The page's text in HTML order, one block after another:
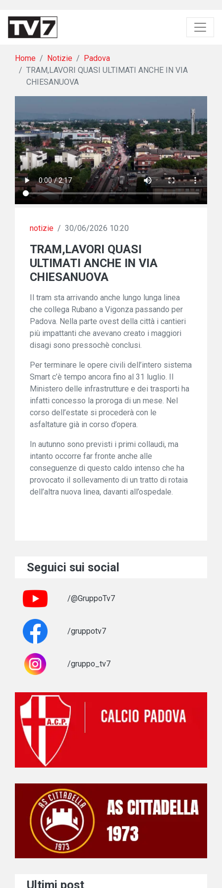
Home Notizie
Padova
TRAM,LAVORI QUASI ULTIMATI ANCHE IN VIA
CHIESANUOVA
notizie / 30/06/2026 10:20
TRAM,LAVORI QUASI
ULTIMATI ANCHE IN VIA
CHIESANUOVA
Il tram sta arrivando anche lungo lunga linea
che collega Rubano a Vigonza passando per
Padova. Nella parte ovest della città i cantieri
più impattanti che avevano creato i maggiori
disagi sono pressochè conclusi.
Per terminare le opere civili dell’intero sistema
Smart c’è tempo ancora fino al 31 luglio. Il
Ministero delle infrastrutture e dei trasporti ha
infatti concesso la proroga di un mese. Nel
corso dell’estate si procederà con le
asfaltature già in corso d’opera.
In autunno sono previsti i primi collaudi, ma
intanto occorre far fronte anche alle
conseguenze di questo caldo intenso che ha
provocato il sollevamento di un tratto di rotaia
dell’altra nuova linea, davanti all’ospedale.
Seguici sui social
/@GruppoTv7
/gruppotv7
/gruppo_tv7
Ultimi post